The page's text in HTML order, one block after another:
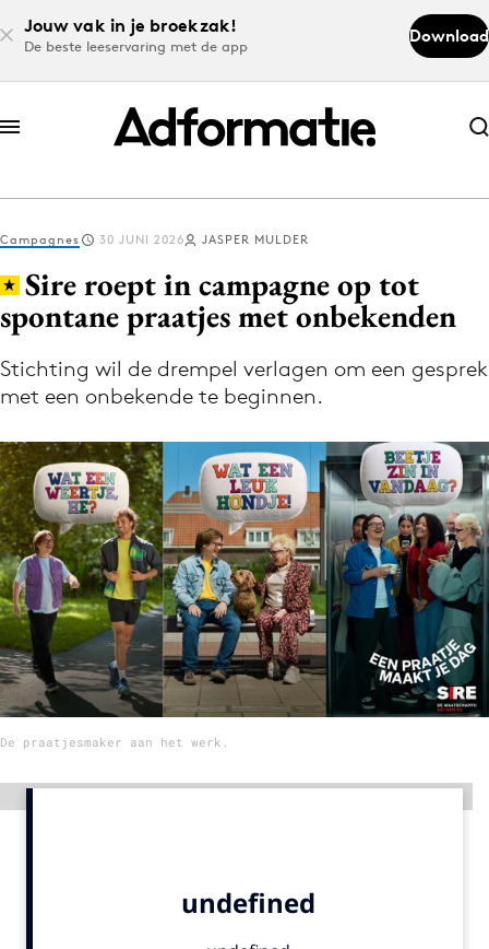
Jouw vak in je broekzak!
De beste leeservaring met de app
Download
Abonneer nu
Abonneer nu
Log in
Download de app
Volg het laatste nieuws via de Adformatie
Nieuws app
Menu
Home
9 sept: GenAI-training
12 nov: MarketingLive!
Adverteren
Events
Opleidingen
Vacatures
Campagnes 30 JUNI 2026 JASPER MULDER
Sire roept in campagne op tot
spontane praatjes met onbekenden
Stichting wil de drempel verlagen om een gesprek
met een onbekende te beginnen.
De praatjesmaker aan het werk.